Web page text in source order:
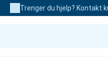
Trenger du hjelp? Kontakt